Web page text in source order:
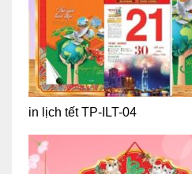
in lịch tết TP-ILT-04